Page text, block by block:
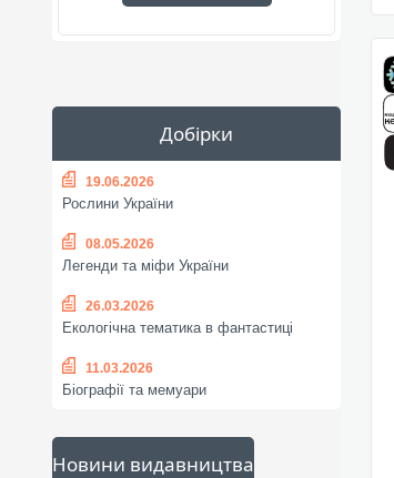
Добірки
19.06.2026
Рослини України
08.05.2026
Легенди та міфи України
26.03.2026
Екологічна тематика в фантастиці
11.03.2026
Біографії та мемуари
Новини видавництва